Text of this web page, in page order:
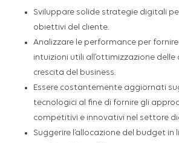
Sviluppare solide strategie digitali
obiettivi del cliente.
Analizzare le performance per
intuizioni utili all’ottimizzazione
crescita del business.
Essere costantemente aggiornati
tecnologici al fine di fornire gli
competitivi e innovativi nel settore
Suggerire l’allocazione del budget in